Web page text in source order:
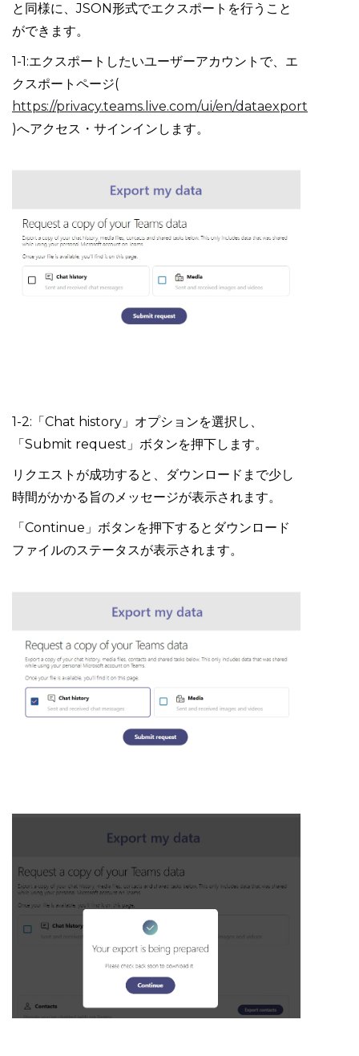
と同様に、JSON形式でエクスポートを行うこと
ができます。
1-1:エクスポートしたいユーザーアカウントで、エ
クスポートページ(
https://privacy.teams.live.com/ui/en/dataexport
)へアクセス・サインインします。
1-2:「Chat history」オプションを選択し、
「Submit request」ボタンを押下します。
リクエストが成功すると、ダウンロードまで少し
時間がかかる旨のメッセージが表示されます。
「Continue」ボタンを押下するとダウンロード
ファイルのステータスが表示されます。